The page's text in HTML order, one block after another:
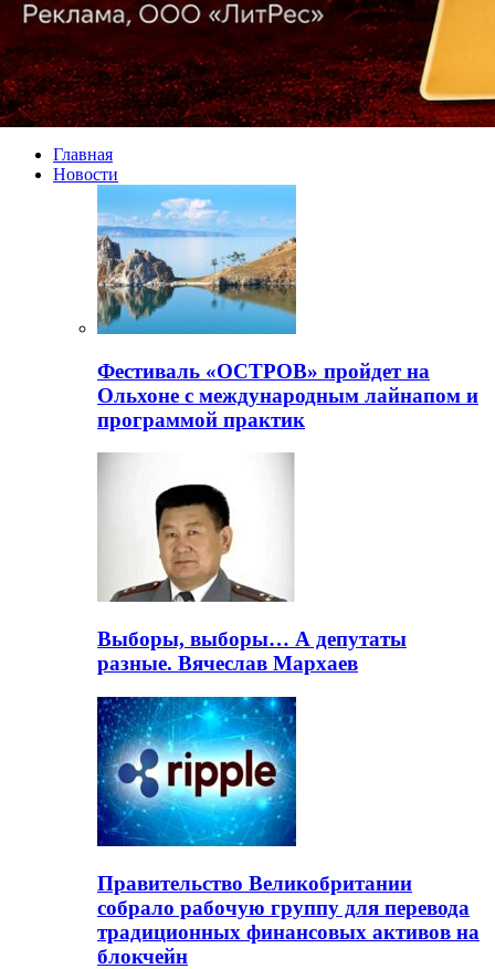
Главная
Новости
Фестиваль «ОСТРОВ» пройдет на
Ольхоне с международным лайнапом и
программой практик
Выборы, выборы… А депутаты
разные. Вячеслав Мархаев
Правительство Великобритании
собрало рабочую группу для перевода
традиционных финансовых активов на
блокчейн